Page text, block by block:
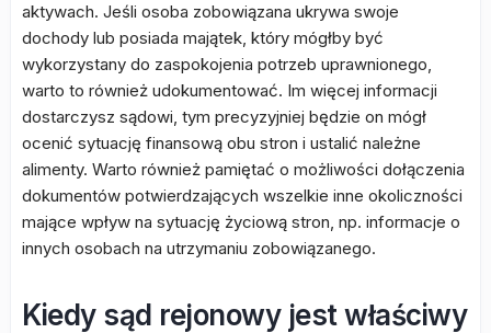
aktywach. Jeśli osoba zobowiązana ukrywa swoje
dochody lub posiada majątek, który mógłby być
wykorzystany do zaspokojenia potrzeb uprawnionego,
warto to również udokumentować. Im więcej informacji
dostarczysz sądowi, tym precyzyjniej będzie on mógł
ocenić sytuację finansową obu stron i ustalić należne
alimenty. Warto również pamiętać o możliwości dołączenia
dokumentów potwierdzających wszelkie inne okoliczności
mające wpływ na sytuację życiową stron, np. informacje o
innych osobach na utrzymaniu zobowiązanego.
Kiedy sąd rejonowy jest właściwy